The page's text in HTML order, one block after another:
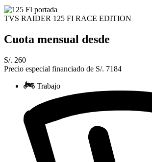
TVS RAIDER 125 FI RACE EDITION
Cuota mensual desde
S/. 260
Precio especial financiado de S/. 7184
Trabajo